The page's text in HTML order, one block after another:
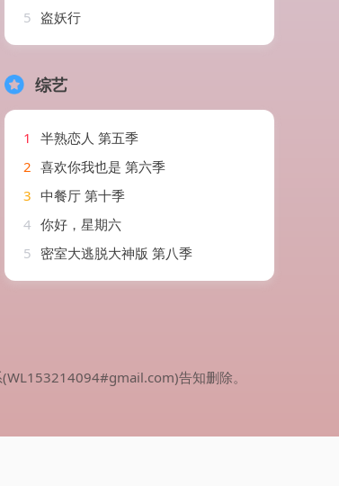
5 盗妖行
综艺
1
半熟恋人 第五季
2 喜欢你我也是 第六季
3 中餐厅 第十季
4 你好，星期六
5 密室大逃脱大神版 第八季
告知删除。